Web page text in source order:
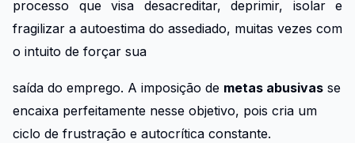
processo que visa desacreditar, deprimir, isolar e
fragilizar a autoestima do assediado, muitas vezes com
o intuito de forçar sua
saída do emprego. A imposição de metas abusivas se
encaixa perfeitamente nesse objetivo, pois cria um
ciclo de frustração e autocrítica constante.